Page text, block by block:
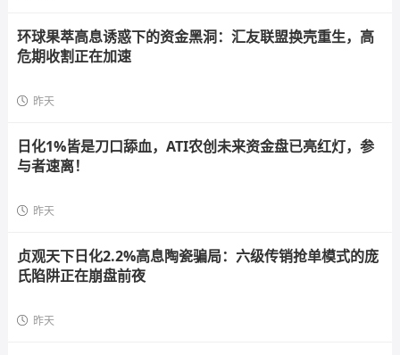
环球果萃高息诱惑下的资金黑洞：汇友联盟换壳重生，高
危期收割正在加速
昨天
日化1%皆是刀口舔血，ATI农创未来资金盘已亮红灯，参
与者速离！
昨天
贞观天下日化2.2%高息陶瓷骗局：六级传销抢单模式的庞
氏陷阱正在崩盘前夜
昨天